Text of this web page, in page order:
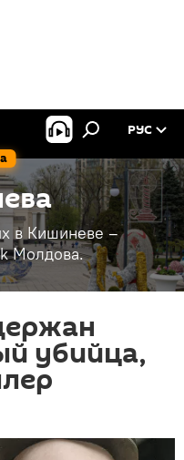
РУС
в Кишиневе –
Молдова.
убийца,